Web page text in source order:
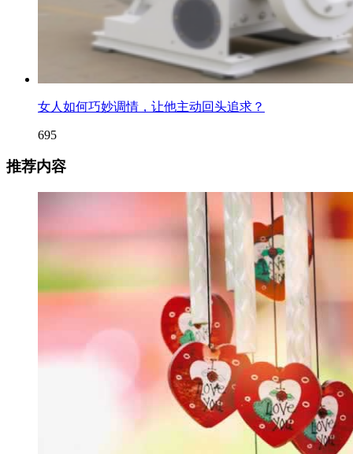
女人如何巧妙调情，让他主动回头追求？
695
推荐内容